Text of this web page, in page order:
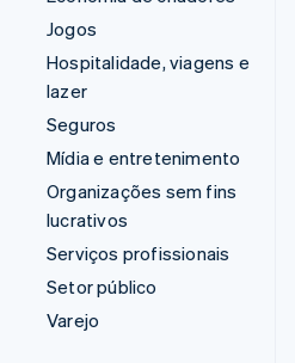
Jogos
Hospitalidade, viagens e
lazer
Seguros
Mídia e entretenimento
Organizações sem fins
lucrativos
Serviços profissionais
Setor público
Varejo